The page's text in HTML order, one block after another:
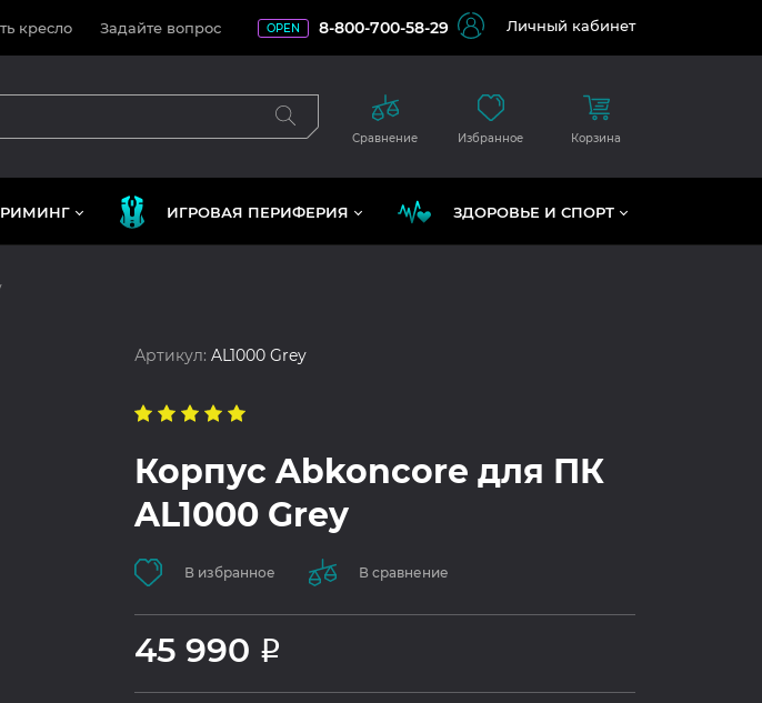
кресло Задайте вопрос OPEN 8-800-700-58-29 Личный кабинет
Сравнение Избранное Корзина
ИГРОВАЯ ПЕРИФЕРИЯ ЗДОРОВЬЕ И СПОРТ
Артикул:AL1000 Grey
Корпус Abkoncore для ПК
AL1000 Grey
В избранное В сравнение
45 990 Р